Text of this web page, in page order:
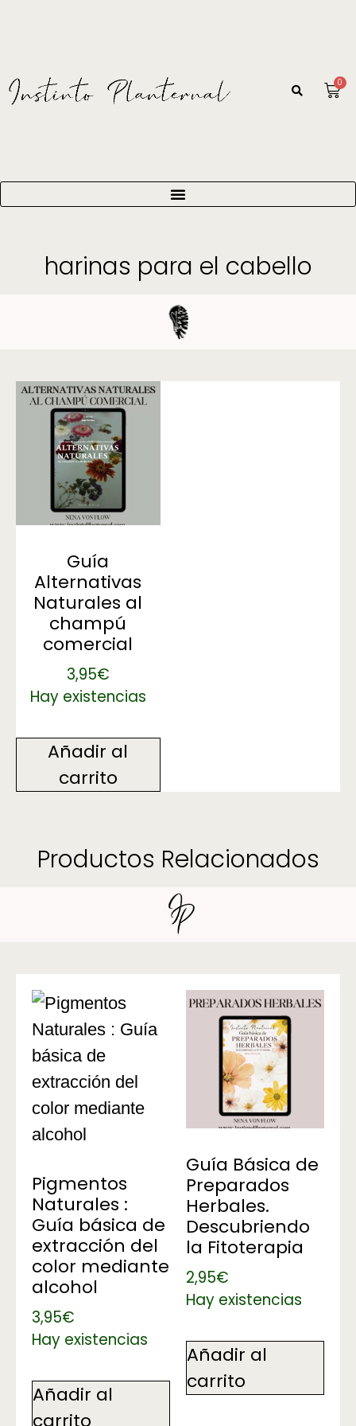
0
harinas para el cabello
Guía
Alternativas
Naturales al
champú
comercial
3,95€
Hay existencias
Añadir al
carrito
Productos Relacionados
Pigmentos
Naturales :
Guía básica de
extracción del
color mediante
alcohol
3,95€
Hay existencias
Añadir al
carrito
Guía Básica de
Preparados
Herbales.
Descubriendo
la Fitoterapia
2,95€
Hay existencias
Añadir al
carrito